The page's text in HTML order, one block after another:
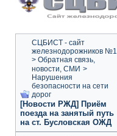
СЦБИСТ - сайт
железнодорожников №1
> Обратная связь,
новости, СМИ >
Нарушения
безопасности на сети
дорог
[Новости РЖД] Приём
поезда на занятый путь
на ст. Бусловская ОЖД